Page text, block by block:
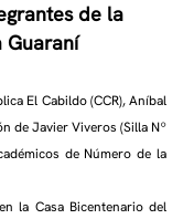
de la
Guaraní
El Cabildo (CCR), Aníbal
de Javier Viveros (Silla Nº
de Número de la
la Casa Bicentenario del